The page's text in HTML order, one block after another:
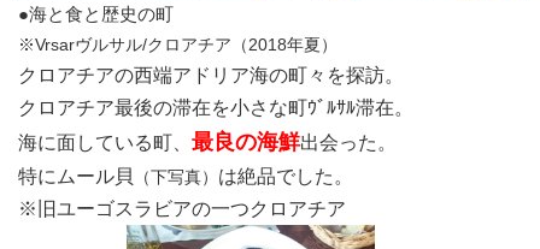
●海と食と歴史の町
※Vrsarヴルサル/クロアチア（2018年夏）
クロアチアの西端アドリア海の町々を探訪。
クロアチア最後の滞在を小さな町ｳﾞﾙｻﾙ滞在。
海に面している町、 最良の海鮮出会った。
特にムール貝
（下写真） は絶品でした。
※旧ユーゴスラビアの一つクロアチア